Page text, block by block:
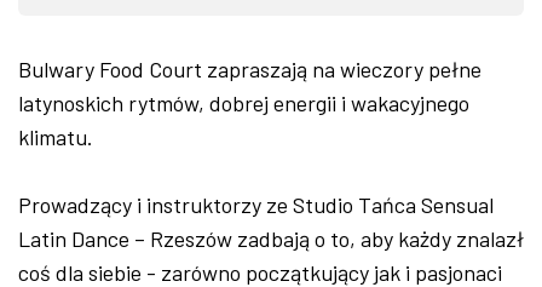
Bulwary Food Court zapraszają na wieczory pełne
latynoskich rytmów, dobrej energii i wakacyjnego
klimatu.
Prowadzący i instruktorzy ze Studio Tańca Sensual
Latin Dance – Rzeszów zadbają o to, aby każdy znalazł
coś dla siebie - zarówno początkujący jak i pasjonaci